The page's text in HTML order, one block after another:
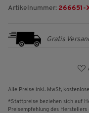
Artikelnummer: 266651-
Gratis
Alle Preise inkl. MwSt,
*Stattpreise beziehen sich auf
Preisempfehlung des Herstellers